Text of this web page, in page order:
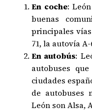
En coche:
buenas
principales
71, la autovía
En autobús:
autobuses
ciudades
de autobuses
León son Alsa,